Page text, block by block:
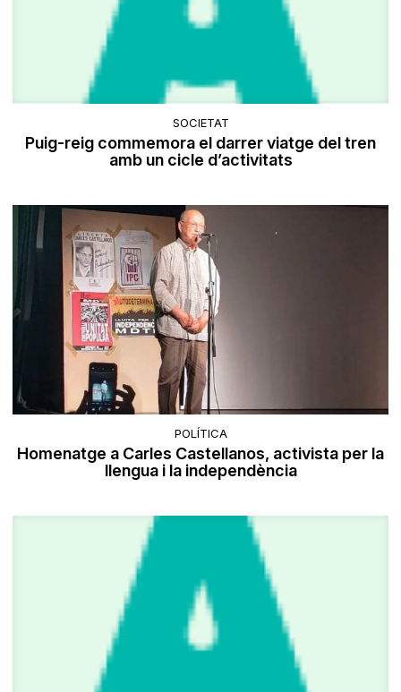
SOCIETAT
Puig-reig commemora el darrer viatge del tren
amb un cicle d’activitats
POLÍTICA
Homenatge a Carles Castellanos, activista per la
llengua i la independència